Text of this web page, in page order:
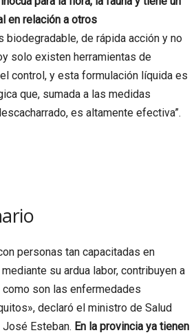
en relación a otros
biodegradable, de rápida acción y no
solo existen herramientas de
control, y esta formulación líquida es
que, sumada a las medidas
es altamente efectiva”.
personas tan capacitadas en
su ardua labor, contribuyen a
son las enfermedades
declaró el ministro de Salud
José Esteban. En la provincia ya tienen